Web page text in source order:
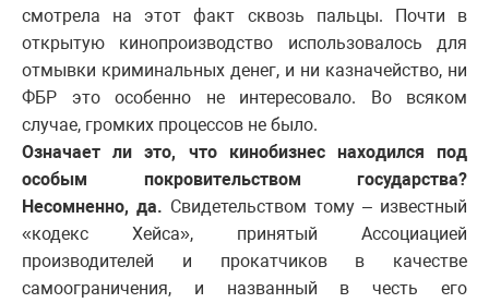
смотрела на этот факт сквозь пальцы. Почти в
открытую кинопроизводство использовалось для
отмывки криминальных денег, и ни казначейство, ни
ФБР это особенно не интересовало. Во всяком
случае, громких процессов не было.
Означает ли это, что кинобизнес находился под
особым покровительством государства?
Несомненно, да. Свидетельством тому – известный
«кодекс Хейса», принятый Ассоциацией
производителей и прокатчиков в качестве
самоограничения, и названный в честь его